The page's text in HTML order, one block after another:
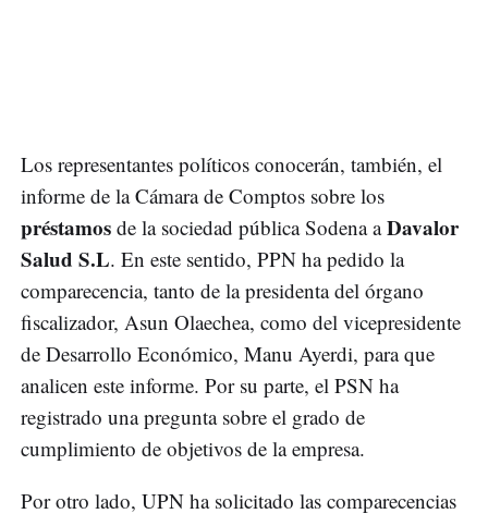
Los representantes políticos conocerán, también, el
informe de la Cámara de Comptos sobre los
préstamos de la sociedad pública Sodena aDavalor
Salud S.L. En este sentido, PPN ha pedido la
comparecencia, tanto de la presidenta del órgano
fiscalizador, Asun Olaechea, como del vicepresidente
de Desarrollo Económico, Manu Ayerdi, para que
analicen este informe. Por su parte, el PSN ha
registrado una pregunta sobre el grado de
cumplimiento de objetivos de la empresa.
Por otro lado, UPN ha solicitado las comparecencias